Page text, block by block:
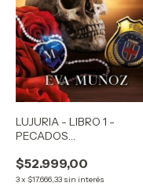
LUJURIA - LIBRO 1 -
PECADOS
Muñoz
$52.999,00
3x $17.666,33 sin interés